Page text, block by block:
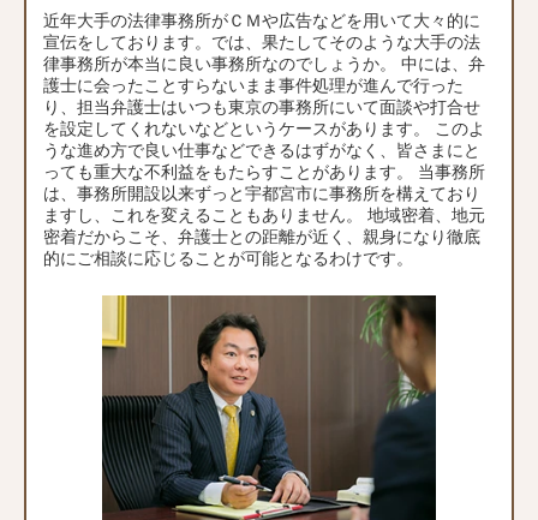
近年大手の法律事務所がＣＭや広告などを用いて大々的に
宣伝をしております。では、果たしてそのような大手の法
律事務所が本当に良い事務所なのでしょうか。 中には、弁
護士に会ったことすらないまま事件処理が進んで行った
り、担当弁護士はいつも東京の事務所にいて面談や打合せ
を設定してくれないなどというケースがあります。 このよ
うな進め方で良い仕事などできるはずがなく、皆さまにと
っても重大な不利益をもたらすことがあります。 当事務所
は、事務所開設以来ずっと宇都宮市に事務所を構えており
ますし、これを変えることもありません。 地域密着、地元
密着だからこそ、弁護士との距離が近く、親身になり徹底
的にご相談に応じることが可能となるわけです。